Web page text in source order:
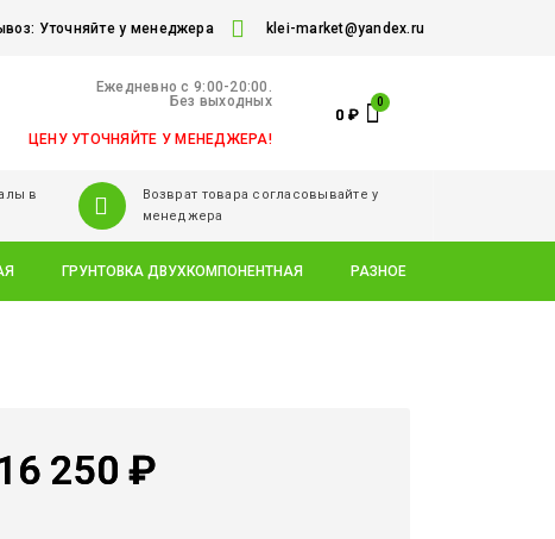
Уточняйте у менеджера klei-market@yandex.ru
Ежедневно c 9:00-20:00.
Без выходных
ЦЕНУ УТОЧНЯЙТЕ У МЕНЕДЖЕРА!
0₽
в
Возврат товара согласовывайте у
менеджера
ГРУНТОВКА ДВУХКОМПОНЕНТНАЯ РАЗНОЕ
250₽